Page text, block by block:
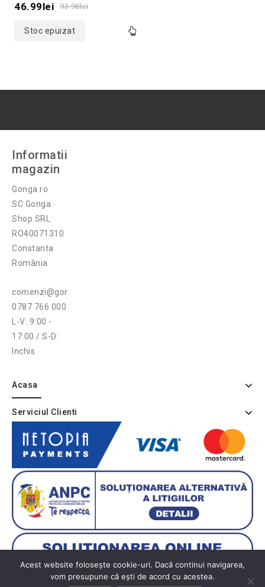
of 93.98lei
46.99lei
Stoc epuizat
Informatii
magazin
Gonga.ro
SC Gonga
Shop SRL
RO40071310
Constanta
România
comenzi@gonga.ro
0787 766 000
L-V: 9:00 -
17:00 / S-D:
Inchis
Acasa
Serviciul Clienti
Acest website folosește cookie-uri. Dacă continui navigarea,
vom presupune că ești de acord cu acestea.